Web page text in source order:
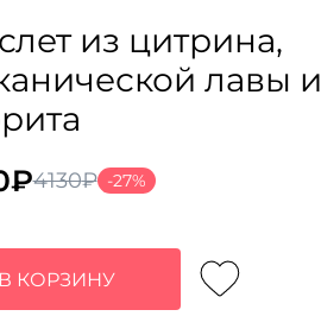
из цитрина,
лавы и
4130₽
₽ -27%
В КОРЗИНУ